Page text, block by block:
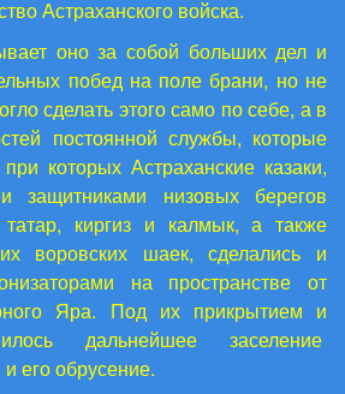
Астраханского войска.
оно за собой больших дел и
побед на поле брани, но не
сделать этого само по себе, а в
постоянной службы, которые
которых Астраханские казаки,
защитниками низовых берегов
киргиз и калмык, а также
воровских шаек, сделались и
на пространстве от
Яра. Под их прикрытием и
дальнейшее заселение
его обрусение.